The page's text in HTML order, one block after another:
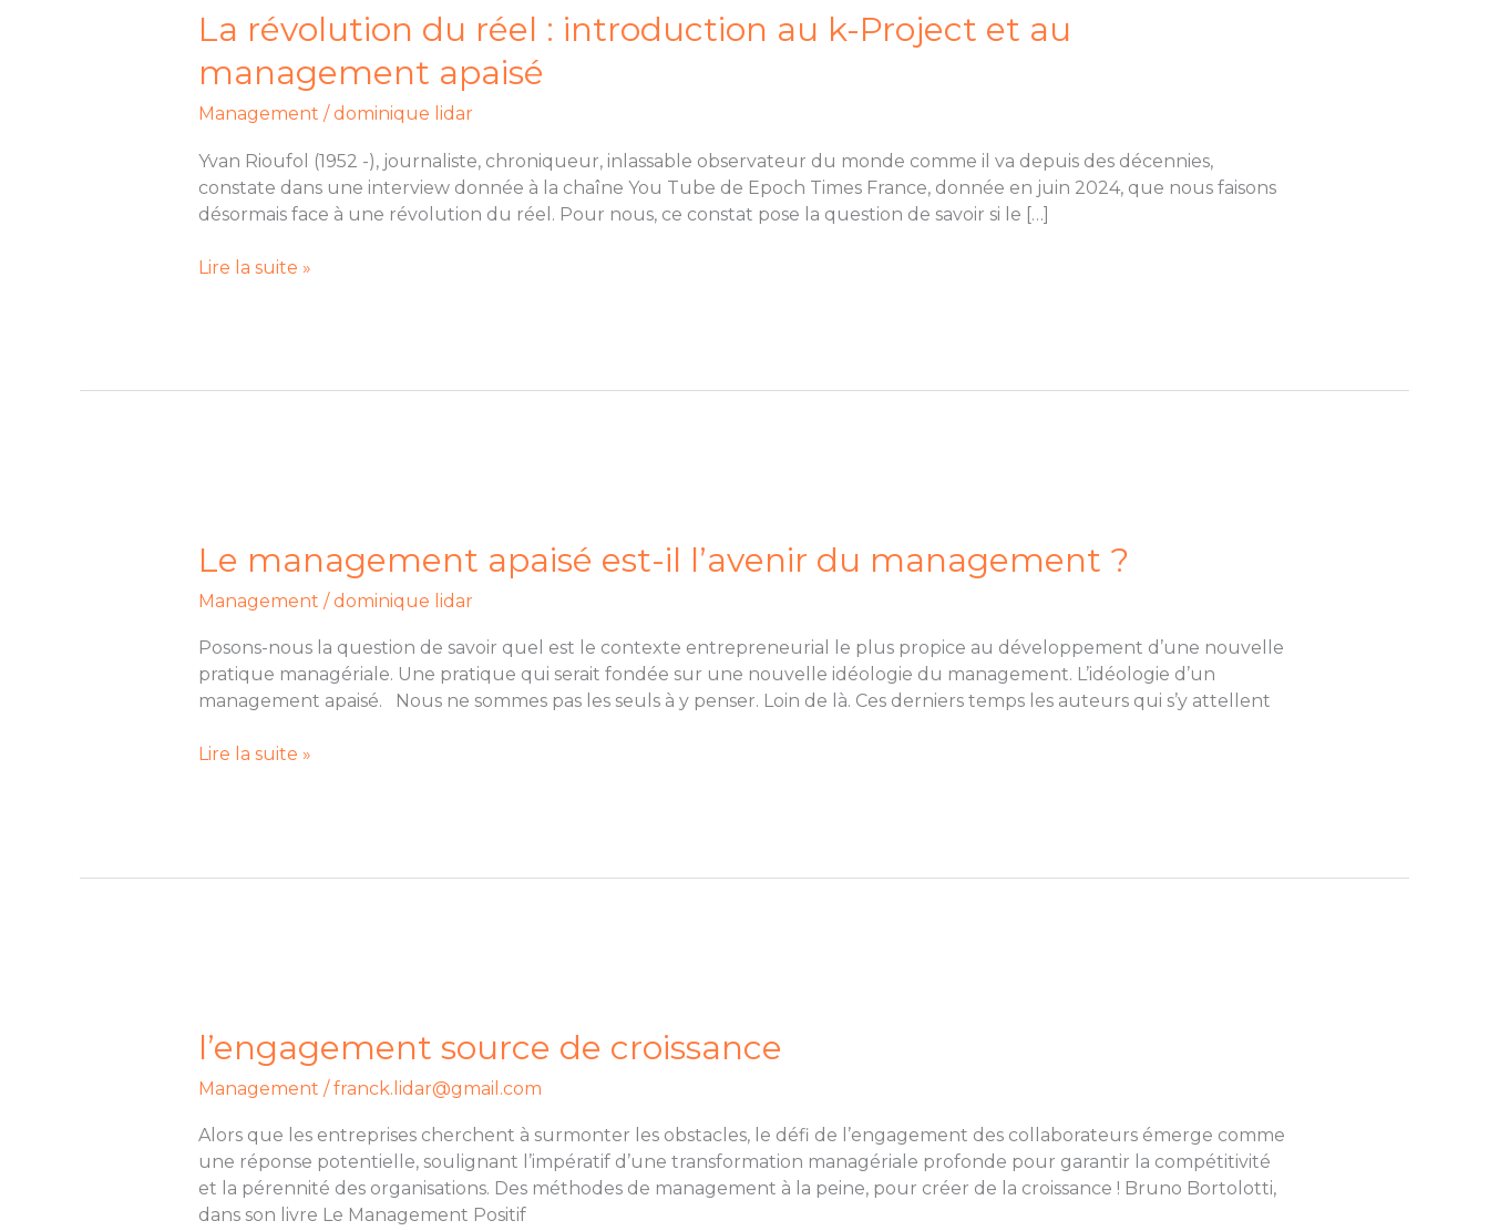
La révolution du réel : introduction au k-Project et au
management apaisé
Management / dominique lidar
Yvan Rioufol (1952 -), journaliste, chroniqueur, inlassable observateur du monde comme il va depuis des décennies,
constate dans une interview donnée à la chaîne You Tube de Epoch Times France, donnée en juin 2024, que nous faisons
désormais face à une révolution du réel. Pour nous, ce constat pose la question de savoir si le […]
du
réel
au
k-
Project
et
management
Lire la suite »
Le management apaisé est-il l’avenir du management ?
Management / dominique lidar
Posons-nous la question de savoir quel est le contexte entrepreneurial le plus propice au développement d’une nouvelle
pratique managériale. Une pratique qui serait fondée sur une nouvelle idéologie du management. L’idéologie d’un
management apaisé. Nous ne sommes pas les seuls à y penser. Loin de là. Ces derniers temps les auteurs qui s’y attellent
apaisé
est-
il
du
management
?
Lire la suite »
l’engagement source de croissance
Management / franck.lidar@gmail.com
Alors que les entreprises cherchent à surmonter les obstacles, le défi de l’engagement des collaborateurs émerge comme
une réponse potentielle, soulignant l’impératif d’une transformation managériale profonde pour garantir la compétitivité
et la pérennité des organisations. Des méthodes de management à la peine, pour créer de la croissance ! Bruno Bortolotti,
dans son livre Le Management Positif
de
croissance